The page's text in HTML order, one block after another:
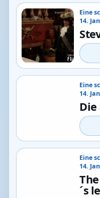
Eine
14.
Eine
14.
Eine
14.
´s